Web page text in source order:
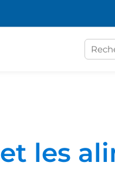
les